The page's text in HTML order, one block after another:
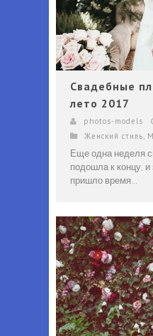
Свадебные
лето 2017
photos-models
Женский стиль,
Еще одна неделя
подошла к концу, и
пришло время...